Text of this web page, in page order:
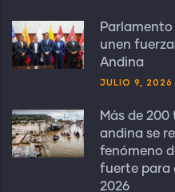
unen
Andina
JULIO 9, 2026
Más de
andina se
fenómeno
fuerte para
2026